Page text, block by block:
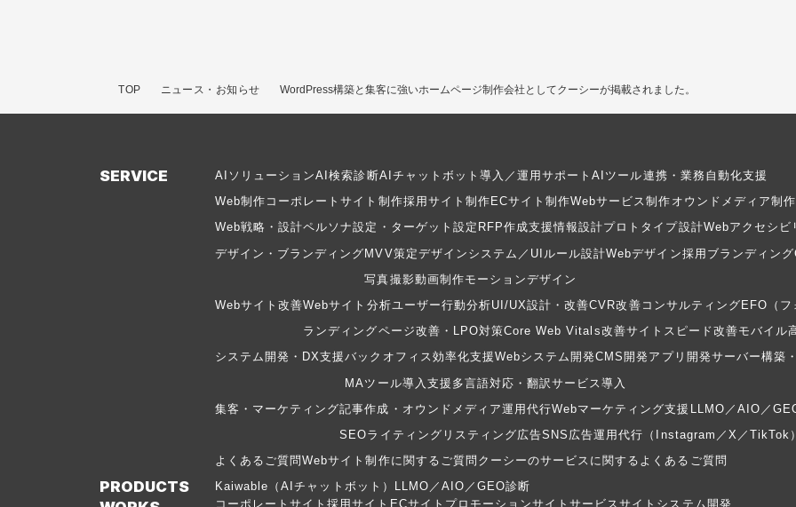
TOP ニュース・お知らせ WordPress構築と集客に強いホームページ制作会社としてクーシーが掲載されました。
SERVICE AIソリューションAI検索診断AIチャットボット導入／運用サポートAIツール連携・業務自動化支援
Web制作 コーポレートサイト制作採用サイト制作 ECサイト制作Webサービス制作 オウンドメディア制作
Web戦略・設計ペルソナ設定・ターゲット設定 RFP作成支援情報設計プロトタイプ設計Webアクセシビ
デザイン・ブランディングMVV策定デザインシステム／UIルール設計Webデザイン採用ブランディング
写真撮影動画制作モーションデザイン
Webサイト改善Webサイト分析ユーザー行動分析UI/UX設計・改善CVR改善コンサルティング EFO（
ランディングページ改善・LPO対策Core Web Vitals改善サイトスピード改善モバイル
システム開発・DX支援バックオフィス効率化支援Webシステム開発CMS開発 アプリ開発サーバー構築
MAツール導入支援 多言語対応・翻訳サービス導入
集客・マーケティング記事作成・オウンドメディア運用代行Webマーケティング支援 LLMO／AIO／
SEOライティング リスティング広告SNS広告運用代行（Instagram／X／TikTok
よくあるご質問Webサイト制作に関するご質問 クーシーのサービスに関するよくあるご質問
PRODUCTS Kaiwable（AIチャットボット） LLMO／AIO／GEO診断
コーポレートサイト採用サイト ECサイト プロモーションサイトサービスサイト システム開発